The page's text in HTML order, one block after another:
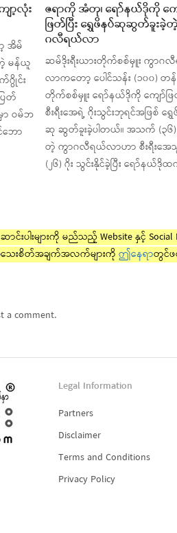
ော့လုံး
အိမ်
မန်ယူ
ဂွိုင်း
ြတ်
ာ ဝမ်ဘ
ော
ဇရာကို အံတု၊ ရော်နယ်ဒိုကို ကျ
ဖြတ်ပြီး ရွှေဖိနပ်ဆုဆွတ်ခူးခဲ့
ဂလီရယ်လာ
ဆမ်ဒိုးရီးယားတိုက်စစ်မှူး ကွာဂ
လာကတော့ ပေါင်သန်း (၁၀၀) တန်
တိုက်စစ်မှူး ရော်နယ်ဒိုကို ကျော်ဖြ
စီးရီးအေရဲ့ ဂိုးသွင်းဘုရင်အဖြစ် ရွှေ
ဆု ဆွတ်ခူးခဲ့ပါတယ်။ အသက် (၃၆)
တဲ့ ကွာဂလီရယ်လာဟာ စီးရီးအေသွ
(၂၆) ဂိုး သွင်းနိုင်ခဲ့ပြီး ရော်နယ်
င်းပါးများကို မည်သည့် Website နှင့်
သေးစိတ်အချက်အလက်များကို ဤနေရာတွင်ဖ
a comment.
Legal Information
Partners
Disclaimer
Terms and Conditions
Privacy Policy